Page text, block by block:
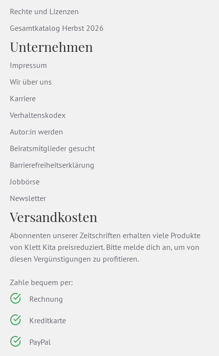
Rechte und Lizenzen
Gesamtkatalog Herbst 2026
Unternehmen
Impressum
Wir über uns
Karriere
Verhaltenskodex
Autor:in werden
Beiratsmitglieder gesucht
Barrierefreiheitserklärung
Jobbörse
Newsletter
Versandkosten
Abonnenten unserer Zeitschriften erhalten viele Produkte
von Klett Kita preisreduziert. Bitte melde dich an, um von
diesen Vergünstigungen zu profitieren.
Zahle bequem per:
Rechnung
Kreditkarte
PayPal